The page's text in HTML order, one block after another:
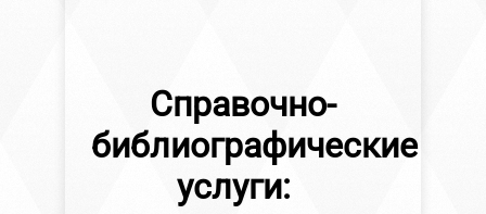
Справочно-
библиографические
услуги: